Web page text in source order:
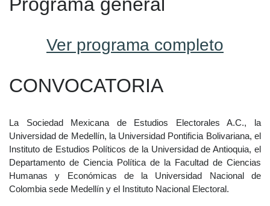
Ver programa completo
CONVOCATORIA
La Sociedad Mexicana de Estudios Electorales A.C., la
Universidad de Medellín, la Universidad Pontificia Bolivariana, el
Instituto de Estudios Políticos de la Universidad de Antioquia, el
Departamento de Ciencia Política de la Facultad de Ciencias
Humanas y Económicas de la Universidad Nacional de
Colombia sede Medellín y el Instituto Nacional Electoral.